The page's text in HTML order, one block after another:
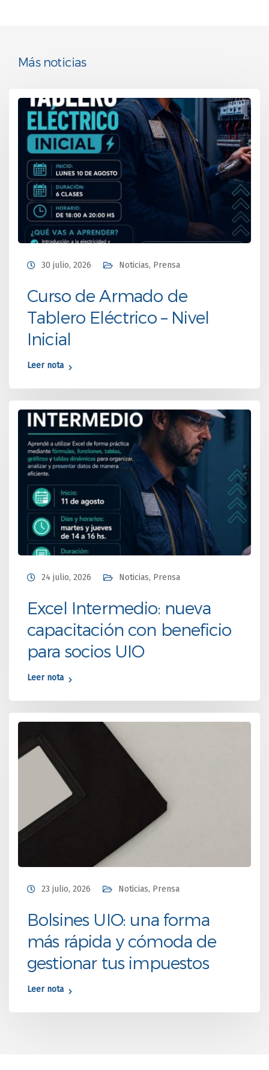
Más noticias
30 julio, 2026 Noticias, Prensa
Curso de Armado de
Tablero Eléctrico – Nivel
Inicial
Leer nota
24 julio, 2026 Noticias, Prensa
Excel Intermedio: nueva
capacitación con beneficio
para socios UIO
Leer nota
23 julio, 2026 Noticias, Prensa
Bolsines UIO: una forma
más rápida y cómoda de
gestionar tus impuestos
Leer nota